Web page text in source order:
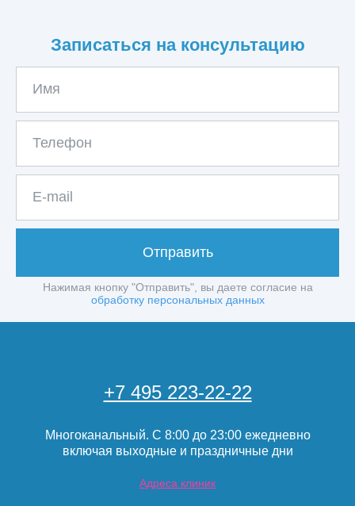
Записаться на консультацию
Отправить
Нажимая кнопку "Отправить", вы даете согласие на
обработку персональных данных
+7 495 223-22-22
Многоканальный. С 8:00 до 23:00 ежедневно
включая выходные и праздничные дни
Адреса клиник